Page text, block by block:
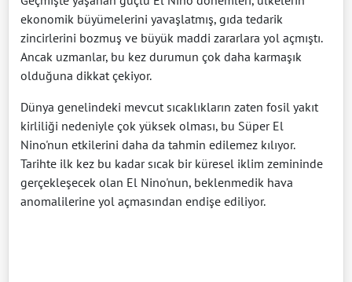
ekonomik büyümelerini yavaşlatmış, gıda tedarik
zincirlerini bozmuş ve büyük maddi zararlara yol açmıştı.
Ancak uzmanlar, bu kez durumun çok daha karmaşık
olduğuna dikkat çekiyor.
Dünya genelindeki mevcut sıcaklıkların zaten fosil yakıt
kirliliği nedeniyle çok yüksek olması, bu Süper El
Nino'nun etkilerini daha da tahmin edilemez kılıyor.
Tarihte ilk kez bu kadar sıcak bir küresel iklim zemininde
gerçekleşecek olan El Nino'nun, beklenmedik hava
anomalilerine yol açmasından endişe ediliyor.